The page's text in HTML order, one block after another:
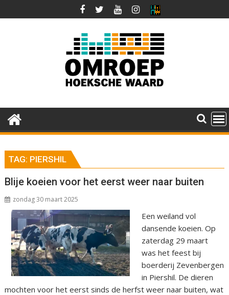
naar
TAG: PIERSHIL
Blije koeien voor het eerst weer naar buiten
zondag 30 maart 2025
Een weiland vol
dansende koeien. Op
zaterdag 29 maart
was het feest bij
boerderij Zevenbergen
in Piershil. De dieren
mochten voor het eerst sinds de herfst weer naar buiten, wat